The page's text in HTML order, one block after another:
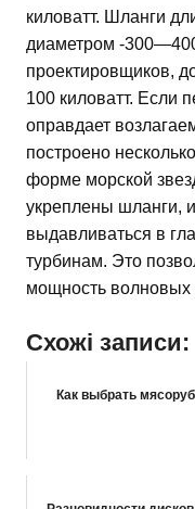
киловатт. Шланги
диаметром -
проектировщиков,
100 киловатт. Если
оправдает
построено
форме морской
укреплены шланги,
выдавливаться в
турбинам. Это
мощность волновых
Схожі записи:
Как выбрать